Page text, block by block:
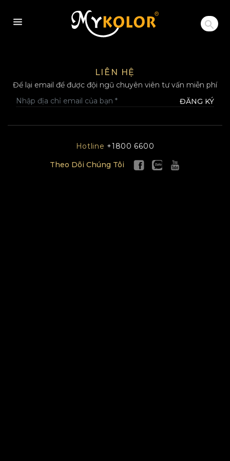
MYKOLOR
LIÊN HỆ
Để lại email để được đội ngũ chuyên viên tư vấn miễn phí
ĐĂNG KÝ
Hotline +1800 6600
Theo Dõi Chúng Tôi